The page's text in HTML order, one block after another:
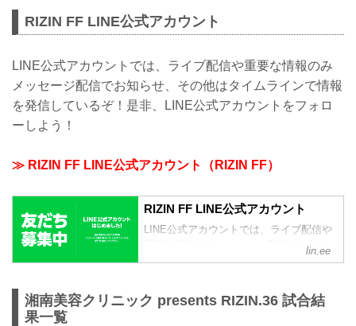
RIZIN FF LINE公式アカウント
LINE公式アカウントでは、ライブ配信や重要な情報のみ
メッセージ配信でお知らせ、その他はタイムラインで情報
を発信しているぞ！是非、LINE公式アカウントをフォロ
ーしよう！
≫ RIZIN FF LINE公式アカウント（RIZIN FF）
RIZIN FF LINE公式アカウント
LINE公式アカウントでは、ライブ配信や
重要な情報のみメッセージ配信でお知ら
せ、その他はタイムラインで情報を発信
lin.ee
湘南美容クリニック presents RIZIN.36 試合結
果一覧